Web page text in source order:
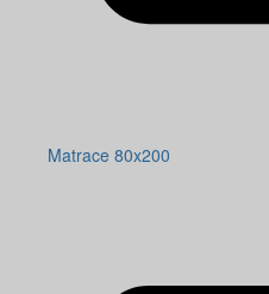
Matrace 80x200